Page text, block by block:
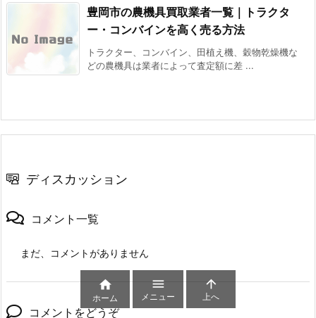
豊岡市の農機具買取業者一覧｜トラクタ
ー・コンバインを高く売る方法
トラクター、コンバイン、田植え機、穀物乾燥機な
どの農機具は業者によって査定額に差 ...
ディスカッション
コメント一覧
まだ、コメントがありません
コメントをどうぞ

ホーム

メニュー

上へ